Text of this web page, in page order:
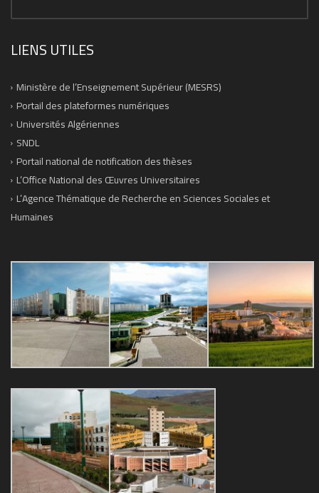
LIENS UTILES
Ministère de l’Enseignement Supérieur (MESRS)
Portail des plateformes numériques
Universités Algériennes
SNDL
Portail national de notification des thèses
L’Office National des Œuvres Universitaires
L’Agence Thématique de Recherche en Sciences Sociales et
Humaines